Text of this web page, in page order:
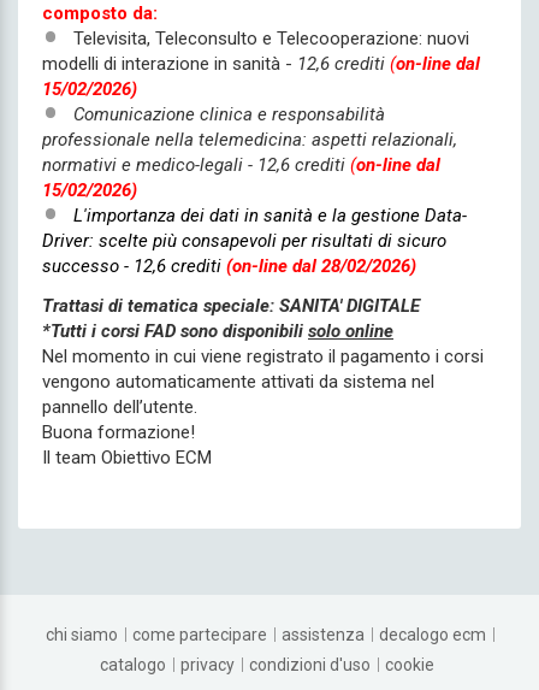
composto da:
Televisita, Teleconsulto e Telecooperazione: nuovi
modelli di interazione in sanità - 12,6 crediti (on-line dal
15/02/2026)
Comunicazione clinica e responsabilità
professionale nella telemedicina: aspetti relazionali,
normativi e medico-legali - 12,6 crediti (on-line dal
15/02/2026)
L'importanza dei dati in sanità e la gestione Data-
Driver: scelte più consapevoli per risultati di sicuro
successo - 12,6 crediti (on-line dal 28/02/2026)
Trattasi di tematica speciale: SANITA' DIGITALE
*Tutti i corsi FAD sono disponibili solo online
Nel momento in cui viene registrato il pagamento i corsi
vengono automaticamente attivati da sistema nel
pannello dell’utente.
Buona formazione!
Il team Obiettivo ECM
chi siamo come partecipare assistenza
decalogo ecm
catalogo
privacy condizioni d'uso cookie